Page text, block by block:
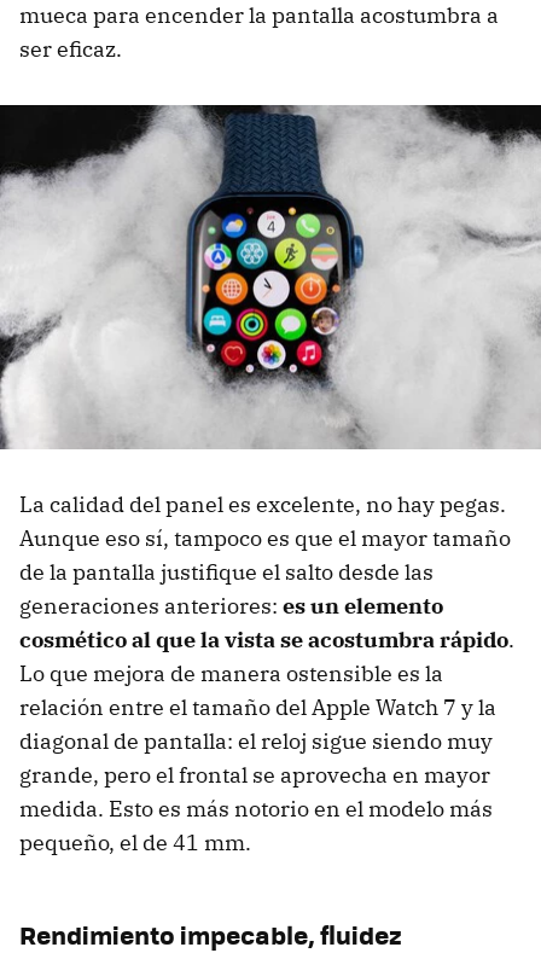
mueca para encender la pantalla acostumbra a
ser eficaz.
La calidad del panel es excelente, no hay pegas.
Aunque eso sí, tampoco es que el mayor tamaño
de la pantalla justifique el salto desde las
generaciones anteriores: es un elemento
cosmético al que la vista se acostumbra rápido.
Lo que mejora de manera ostensible es la
relación entre el tamaño del Apple Watch 7 y la
diagonal de pantalla: el reloj sigue siendo muy
grande, pero el frontal se aprovecha en mayor
medida. Esto es más notorio en el modelo más
pequeño, el de 41 mm.
Rendimiento impecable, fluidez